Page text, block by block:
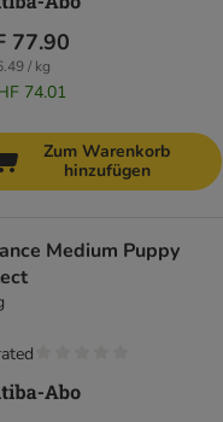
77.90
/ kg
74.01
Zum Warenkorb
hinzufügen
Medium Puppy